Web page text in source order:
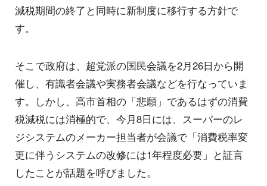
減税期間の終了と同時に新制度に移行する方針で
す。
そこで政府は、超党派の国民会議を2月26日から開
催し、有識者会議や実務者会議などを行なっていま
す。しかし、高市首相の「悲願」であるはずの消費
税減税には消極的で、今月8日には、スーパーのレ
ジシステムのメーカー担当者が会議で「消費税率変
更に伴うシステムの改修には1年程度必要」と証言
したことが話題を呼びました。